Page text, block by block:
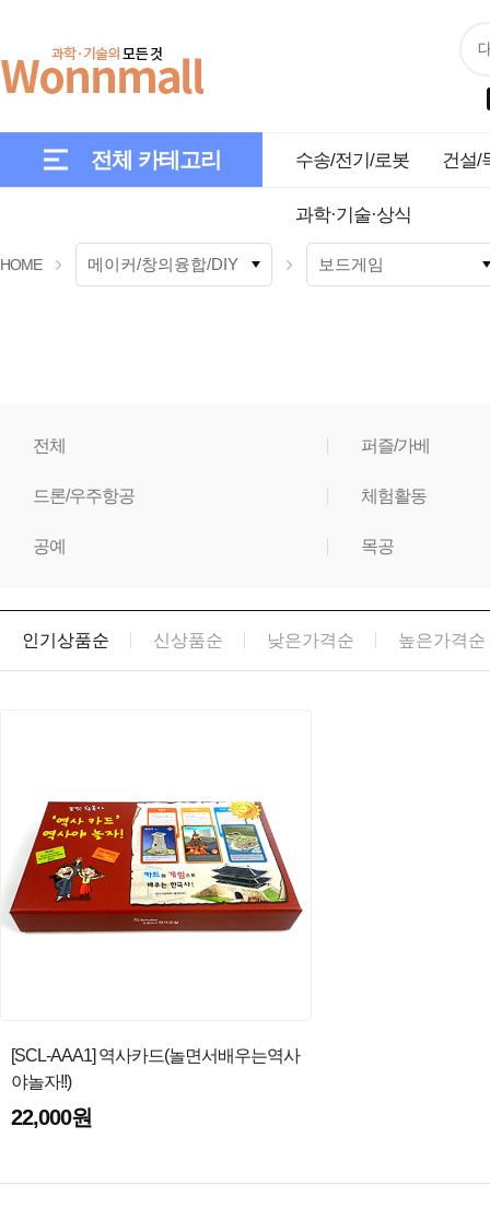
전체 카테고리 수송/전기/로봇 건설/
과학·기술·상식
HOME
전체 퍼즐/가베
드론/우주항공 체험활동
공예 목공
인기상품순 신상품순 낮은가격순 높은가격순
[SCL-AAA1] 역사카드(놀면서배우는역사
야놀자!!)
22,000원